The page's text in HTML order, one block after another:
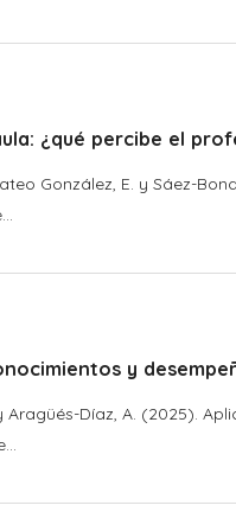
¿qué percibe el
González, E. y Sáez-
y
Aragüés-Díaz, A. (2025).